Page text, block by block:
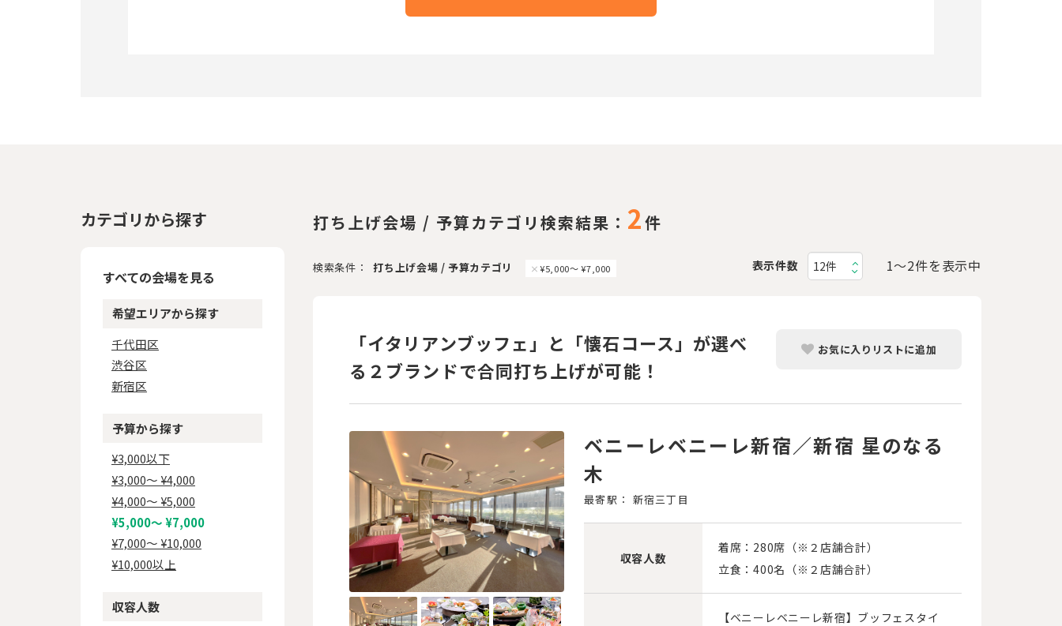
打ち上げ会場 / 予算カテゴリ検索結果： 2件
検索条件： 打ち上げ会場 / 予算カテゴリ ¥5,000〜 ¥7,000 表示件数 1〜2件を表示中
「イタリアンブッフェ」と「懐石コース」が選べ
る２ブランドで合同打ち上げが可能！
お気に入りリストに追加
ベニーレベニーレ新宿／新宿 星のなる
木
最寄駅： 新宿三丁目
収容人数
着席：280席（※２店舗合計）
立食：400名（※２店舗合計）
【ベニーレベニーレ新宿】ブッフェスタイ
カテゴリから探す
すべての会場を見る
希望エリアから探す
千代田区
渋谷区
新宿区
予算から探す
¥3,000以下
¥3,000〜 ¥4,000
¥4,000〜 ¥5,000
¥5,000〜 ¥7,000
¥7,000〜 ¥10,000
¥10,000以上
収容人数